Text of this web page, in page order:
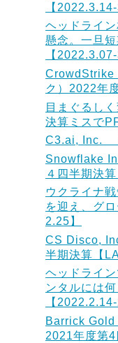
【2022.3.14-
ヘッドライ
懸念。一旦
【2022.3.07-
CrowdStrike
ク）2022年
目まぐるし
決算ミスで
C3.ai, Inc.
Snowflake
４四半期決算
ウクライナ
を迎え、グ
2.25】
CS Disco,
半期決算【
ヘッドライ
ンタルには
【2022.2.14-
Barrick Gold
2021年度第4